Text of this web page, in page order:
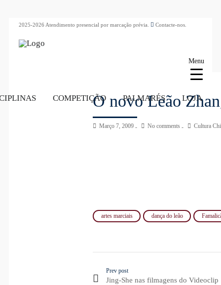
2025-2026 Atendimento presencial por marcação prévia. Contacte-nos.
COMPETIÇÃO PALMARÉS LOJA
O novo Leão
Março 7, 2009 No comments Cultura
artes marciais dança do leão
Prev post
Jing-She nas filmagens do
Menu